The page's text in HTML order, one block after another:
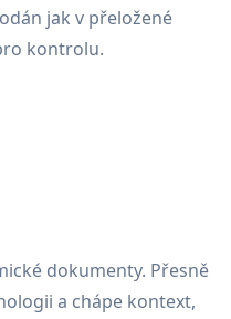
jak v přeložené
kontrolu.
dokumenty. Přesně
a chápe kontext,